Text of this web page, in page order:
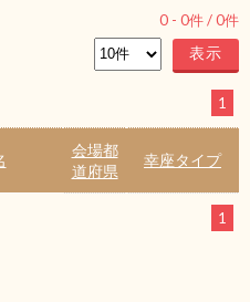
0 - 0件 /0件
1
会場都
道府県
幸座タイプ
1